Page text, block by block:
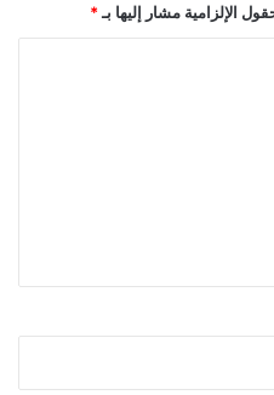
الإلزامية مشار إليها بـ *